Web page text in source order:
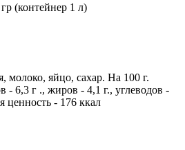
(контейнер 1 л)
молоко, яйцо, сахар. На 100 г.
- 6,3 г ., жиров - 4,1 г., углеводов -
ценность - 176 ккал